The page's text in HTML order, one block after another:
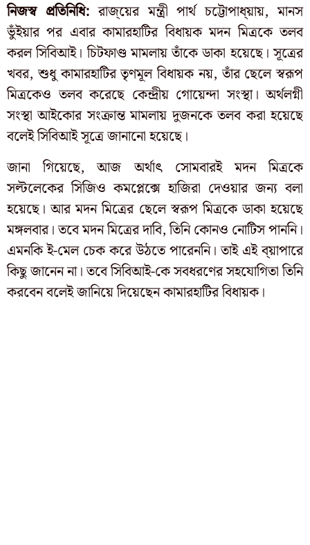
নিজস্ব প্রতিনিধি:রাজ্য়ের মন্ত্রী পার্থ চট্টোপাধ্য়ায়, মানস
ভুঁইয়ার পর এবার কামারহাটির বিধায়ক মদন মিত্রকে তলব
করল সিবিআই। চিটফাণ্ড মামলায় তাঁকে ডাকা হয়েছে। সূত্রের
খবর, শুধু কামারহাটির তৃণমূল বিধায়ক নয়, তাঁর ছেলে স্বরূপ
মিত্রকেও তলব করেছে কেন্দ্রীয় গোয়েন্দা সংস্থা। অর্থলগ্নী
সংস্থা আইকোর সংক্রান্ত মামলায় দুজনকে তলব করা হয়েছে
বলেই সিবিআই সূত্রে জানানো হয়েছে।
জানা গিয়েছে, আজ অর্থাৎ সোমবারই মদন মিত্রকে
সল্টলেকের সিজিও কমপ্লেক্সে হাজিরা দেওয়ার জন্য বলা
হয়েছে। আর মদন মিত্রের ছেলে স্বরূপ মিত্রকে ডাকা হয়েছে
মঙ্গলবার। তবে মদন মিত্রের দাবি, তিনি কোনও নোটিস পাননি।
এমনকি ই-মেল চেক করে উঠতে পারেননি। তাই এই ব্য়াপারে
কিছু জানেন না। তবে সিবিআই-কে সবধরণের সহযোগিতা তিনি
করবেন বলেই জানিয়ে দিয়েছেন কামারহাটির বিধায়ক।